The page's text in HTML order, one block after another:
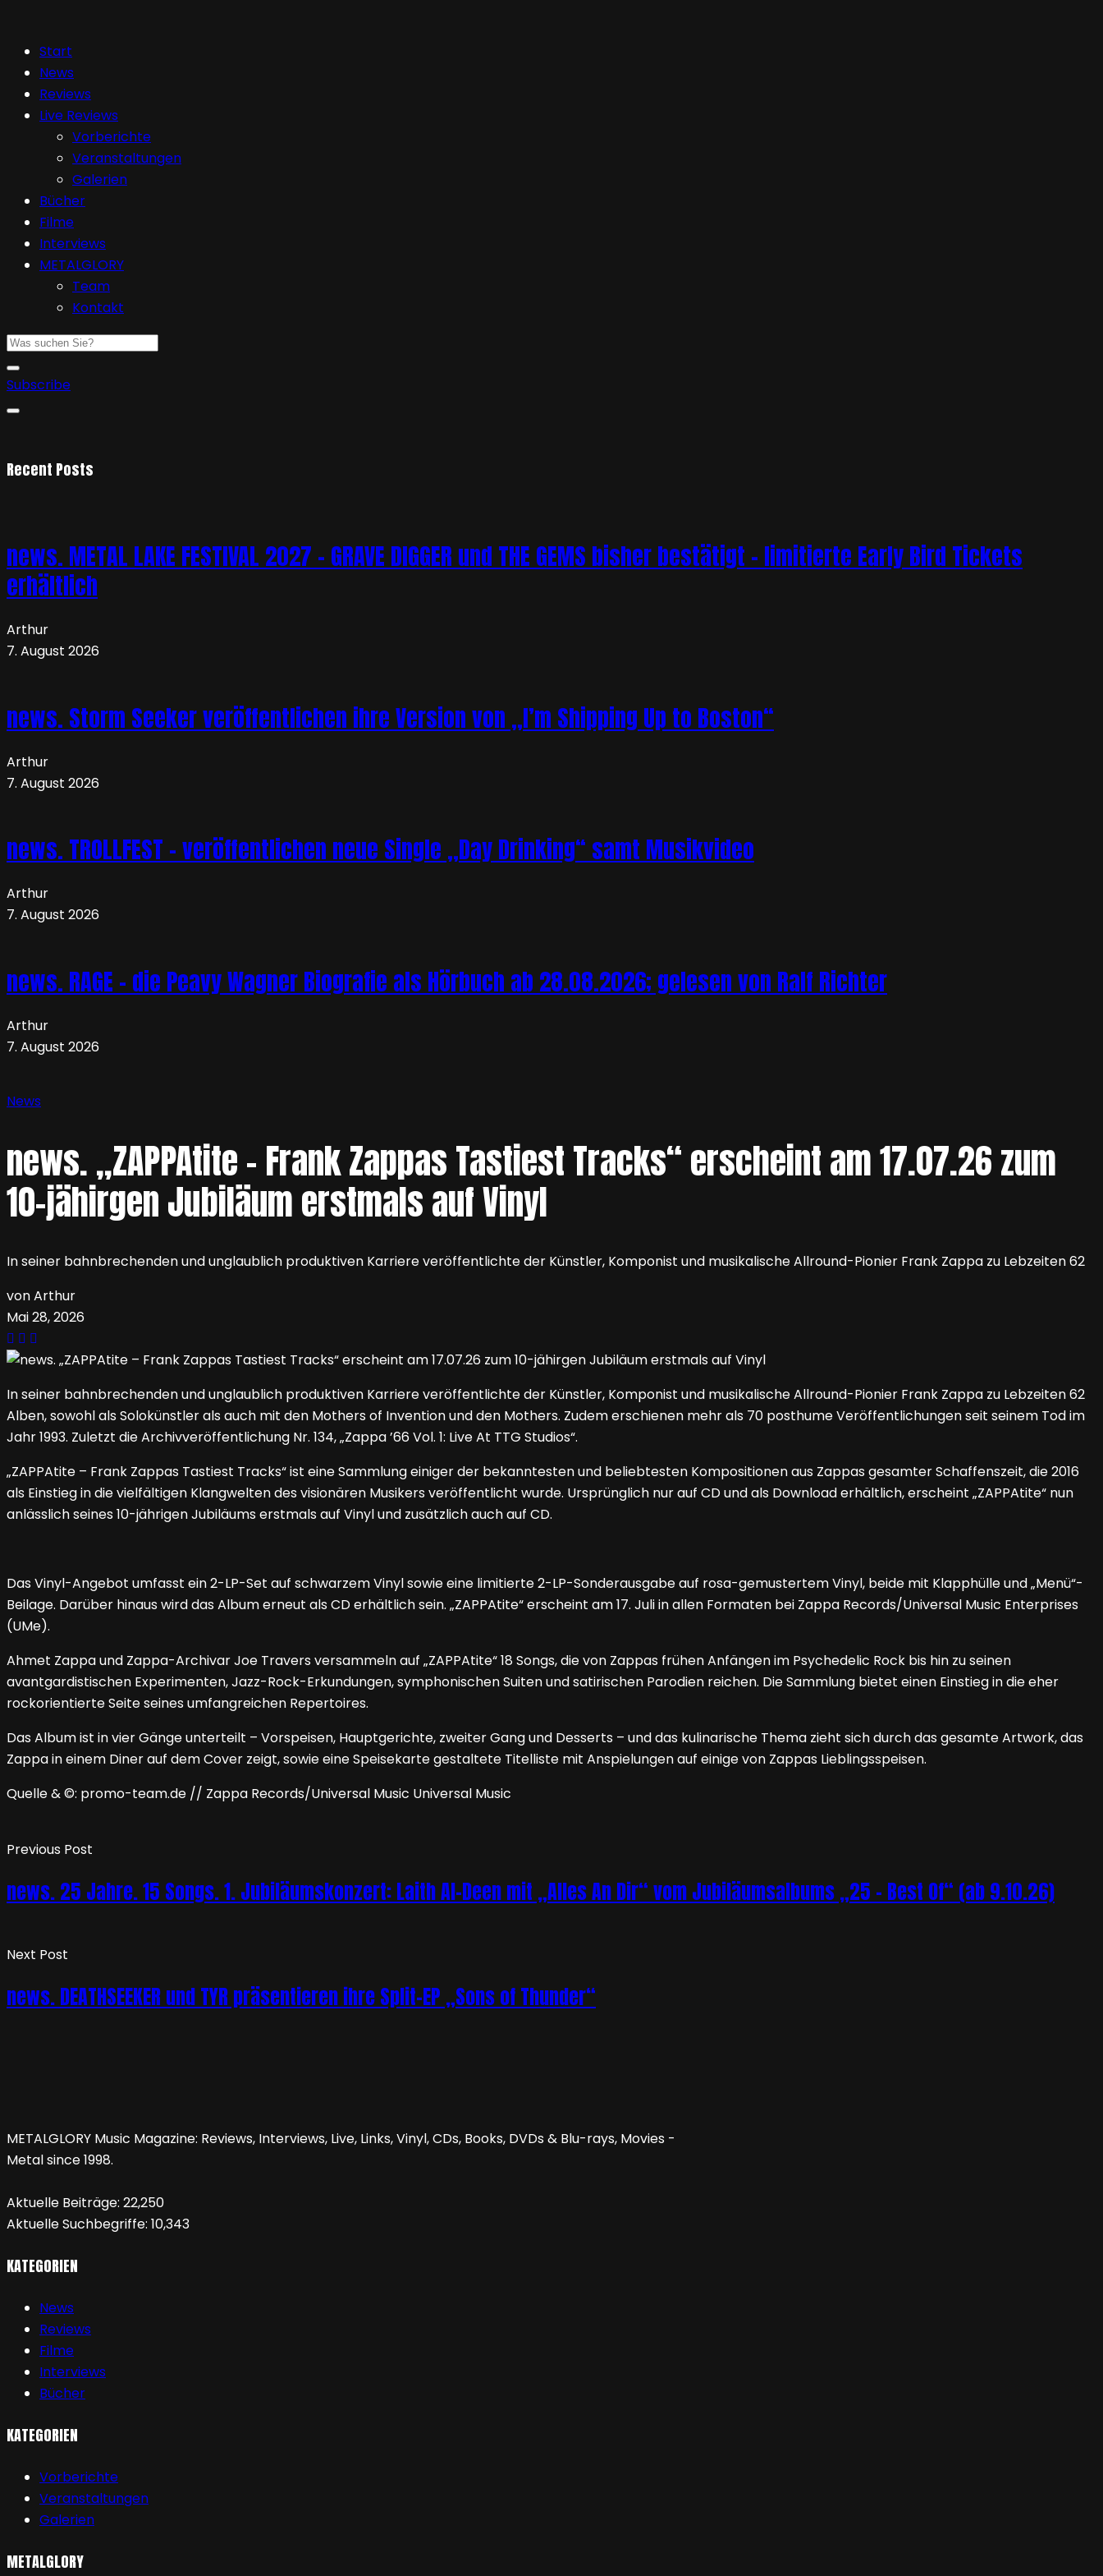
Start
News
Reviews
Live Reviews
Vorberichte
Veranstaltungen
Galerien
Bücher
Filme
Interviews
METALGLORY
Team
Kontakt
Subscribe
Recent Posts
news. METAL LAKE FESTIVAL 2027 – GRAVE DIGGER und THE GEMS bisher bestätigt – limitierte Early Bird Tickets
erhältlich
Arthur
7. August 2026
news. Storm Seeker veröffentlichen ihre Version von „I’m Shipping Up to Boston“
Arthur
7. August 2026
news. TROLLFEST – veröffentlichen neue Single „Day Drinking“ samt Musikvideo
Arthur
7. August 2026
news. RAGE – die Peavy Wagner Biografie als Hörbuch ab 28.08.2026; gelesen von Ralf Richter
Arthur
7. August 2026
News
news. „ZAPPAtite – Frank Zappas Tastiest Tracks“ erscheint am 17.07.26 zum
10-jähirgen Jubiläum erstmals auf Vinyl
In seiner bahnbrechenden und unglaublich produktiven Karriere veröffentlichte der Künstler, Komponist und musikalische Allround-Pionier Frank Zappa zu Lebzeiten 62
von Arthur
Mai 28, 2026
In seiner bahnbrechenden und unglaublich produktiven Karriere veröffentlichte der Künstler, Komponist und musikalische Allround-Pionier Frank Zappa zu Lebzeiten 62
Alben, sowohl als Solokünstler als auch mit den Mothers of Invention und den Mothers. Zudem erschienen mehr als 70 posthume Veröffentlichungen seit seinem Tod im
Jahr 1993. Zuletzt die Archivveröffentlichung Nr. 134, „Zappa ’66 Vol. 1: Live At TTG Studios“.
„ZAPPAtite – Frank Zappas Tastiest Tracks“ ist eine Sammlung einiger der bekanntesten und beliebtesten Kompositionen aus Zappas gesamter Schaffenszeit, die 2016
als Einstieg in die vielfältigen Klangwelten des visionären Musikers veröffentlicht wurde. Ursprünglich nur auf CD und als Download erhältlich, erscheint „ZAPPAtite“ nun
anlässlich seines 10-jährigen Jubiläums erstmals auf Vinyl und zusätzlich auch auf CD.
Das Vinyl-Angebot umfasst ein 2-LP-Set auf schwarzem Vinyl sowie eine limitierte 2-LP-Sonderausgabe auf rosa-gemustertem Vinyl, beide mit Klapphülle und „Menü“-
Beilage. Darüber hinaus wird das Album erneut als CD erhältlich sein. „ZAPPAtite“ erscheint am 17. Juli in allen Formaten bei Zappa Records/Universal Music Enterprises
(UMe).
Ahmet Zappa und Zappa-Archivar Joe Travers versammeln auf „ZAPPAtite“ 18 Songs, die von Zappas frühen Anfängen im Psychedelic Rock bis hin zu seinen
avantgardistischen Experimenten, Jazz-Rock-Erkundungen, symphonischen Suiten und satirischen Parodien reichen. Die Sammlung bietet einen Einstieg in die eher
rockorientierte Seite seines umfangreichen Repertoires.
Das Album ist in vier Gänge unterteilt – Vorspeisen, Hauptgerichte, zweiter Gang und Desserts – und das kulinarische Thema zieht sich durch das gesamte Artwork, das
Zappa in einem Diner auf dem Cover zeigt, sowie eine Speisekarte gestaltete Titelliste mit Anspielungen auf einige von Zappas Lieblingsspeisen.
Quelle & ©: promo-team.de // Zappa Records/Universal Music Universal Music
Previous Post
news. 25 Jahre. 15 Songs. 1. Jubiläumskonzert: Laith Al-Deen mit „Alles An Dir“ vom Jubiläumsalbums „25 – Best Of“ (ab 9.10.26)
Next Post
news. DEATHSEEKER und TYR präsentieren ihre Split-EP „Sons of Thunder“
METALGLORY Music Magazine: Reviews, Interviews, Live, Links, Vinyl, CDs, Books, DVDs & Blu-rays, Movies -
Metal since 1998.
Aktuelle Beiträge: 22,250
Aktuelle Suchbegriffe: 10,343
KATEGORIEN
News
Reviews
Filme
Interviews
Bücher
KATEGORIEN
Vorberichte
Veranstaltungen
Galerien
METALGLORY